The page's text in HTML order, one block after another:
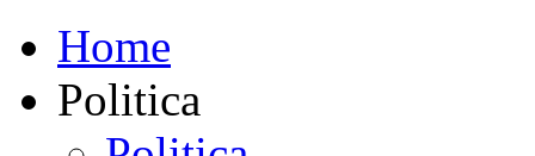
Home
Politica